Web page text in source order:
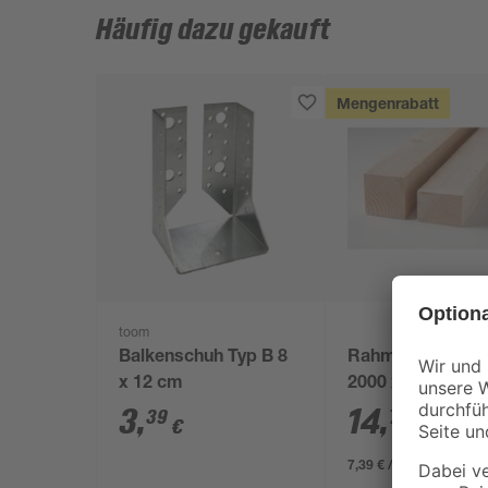
Häufig dazu gekauft
toom
Balkenschuh Typ B 8
x 12 cm
3,39 €
Mengenrabatt
Rahmen sägerau
2000 x 98 x 78
14,78 €
7,39 € / Meter